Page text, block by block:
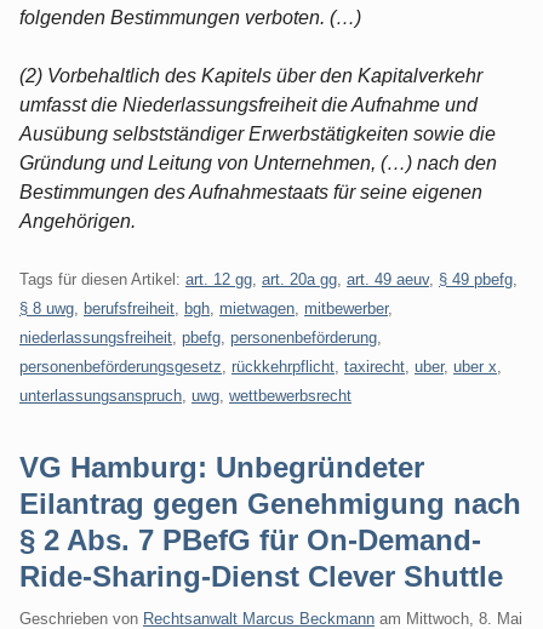
folgenden Bestimmungen verboten. (…)
(2) Vorbehaltlich des Kapitels über den Kapitalverkehr
umfasst die Niederlassungsfreiheit die Aufnahme und
Ausübung selbstständiger Erwerbstätigkeiten sowie die
Gründung und Leitung von Unternehmen, (…) nach den
Bestimmungen des Aufnahmestaats für seine eigenen
Angehörigen.
Tags für diesen Artikel: art. 12 gg art. 20a gg art. 49 aeuv, § 49 pbefg
§ 8 uwg
berufsfreiheit bgh mietwagen mitbewerber,
niederlassungsfreiheit pbefg personenbeförderung
personenbeförderungsgesetz rückkehrpflicht taxirecht uber, uber x
unterlassungsanspruch uwg wettbewerbsrecht
VG Hamburg: Unbegründeter
Eilantrag gegen Genehmigung nach
§ 2 Abs. 7 PBefG für On-Demand-
Ride-Sharing-Dienst Clever Shuttle
Geschrieben von Rechtsanwalt Marcus Beckmann am Mittwoch, 8. Mai